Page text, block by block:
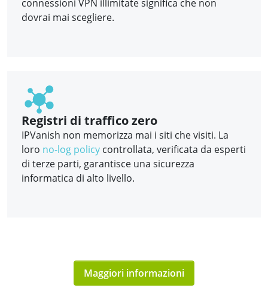
connessioni VPN illimitate significa che non
dovrai mai scegliere.
Registri di traffico zero
IPVanish non memorizza mai i siti che visiti. La
loro no-log policy controllata, verificata da esperti
di terze parti, garantisce una sicurezza
informatica di alto livello.
Maggiori informazioni